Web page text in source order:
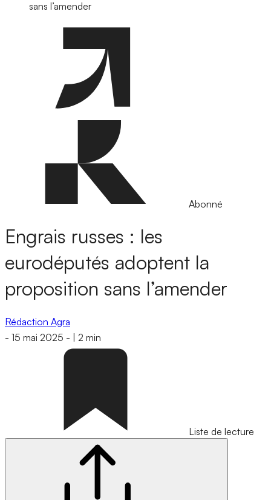
sans l’amender
Abonné
Engrais russes : les
eurodéputés adoptent la
proposition sans l’amender
Rédaction Agra
- 15 mai 2025 - 2 min
Liste de lecture